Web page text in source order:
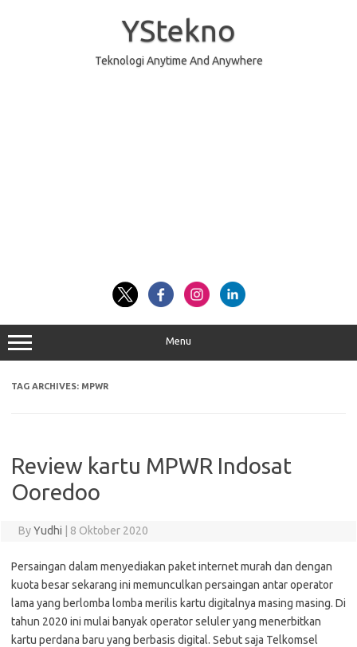
YStekno
Teknologi Anytime And Anywhere
Menu
TAG ARCHIVES: MPWR
Review kartu MPWR Indosat
Ooredoo
ByYudhi 8 Oktober 2020
Persaingan dalam menyediakan paket internet murah dan dengan
kuota besar sekarang ini memunculkan persaingan antar operator
lama yang berlomba lomba merilis kartu digitalnya masing masing. Di
tahun 2020 ini mulai banyak operator seluler yang menerbitkan
kartu perdana baru yang berbasis digital. Sebut saja Telkomsel